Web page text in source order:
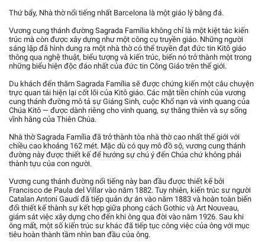
Thứ bẩy, Nhà thờ nổi tiếng nhất Barcelona là một giáo lý bằng đá.
Vương cung thánh đường Sagrada Família không chỉ là một kiệt tác kiến
trúc mà còn được xây dựng như một công cụ truyền giáo. Những người
sáng lập đã hình dung ra một nhà thờ có thể truyền đạt đức tin Kitô giáo
thông qua nghệ thuật, biểu tượng và kiến trúc, biến nó trở thành một trong
những biểu hiện độc đáo nhất của đức tin Công Giáo trên thế giới.
Du khách đến thăm Sagrada Família sẽ được chứng kiến một câu chuyện
trực quan tái hiện lại cốt lõi của Kitô giáo. Các mặt tiền chính của vương
cung thánh đường mô tả sự Giáng Sinh, cuộc Khổ nạn và vinh quang của
Chúa Kitô — được dành riêng cho vinh quang, sự thăng thiên và sự sống
vĩnh hằng của Thiên Chúa.
Nhà thờ Sagrada Família đã trở thành tòa nhà thờ cao nhất thế giới với
chiều cao khoảng 162 mét. Mặc dù có quy mô đồ sộ, vương cung thánh
đường này được thiết kế để hướng sự chú ý đến Chúa chứ không phải
thành tựu của con người.
Vương cung thánh đường nổi tiếng này ban đầu được thiết kế bởi
Francisco de Paula del Villar vào năm 1882. Tuy nhiên, kiến trúc sư người
Catalan Antoni Gaudí đã tiếp quản dự án vào năm 1883 và hoàn toàn biến
đổi thiết kế thành sự kết hợp giữa phong cách Gothic và Art Nouveau,
giám sát việc xây dựng cho đến khi ông qua đời vào năm 1926. Sau khi
ông mất, một số kiến trúc sư khác đã tiếp tục công việc của ông với mục
tiêu hoàn thành tầm nhìn ban đầu của ông.